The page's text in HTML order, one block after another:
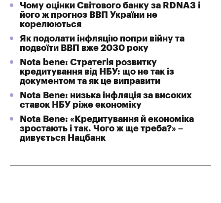
Чому оцінки Світового банку за RDNA3 і
його ж прогноз ВВП України не
корелюються
Як подолати інфляцію попри війну та
подвоїти ВВП вже 2030 року
Nota bene: Стратегія розвитку
кредитування від НБУ: що не так із
документом та як це виправити
Nota Bene: низька інфляція за високих
ставок НБУ ріже економіку
Nota Bene: «Кредитування й економіка
зростають і так. Чого ж ще треба?» –
дивується Нацбанк